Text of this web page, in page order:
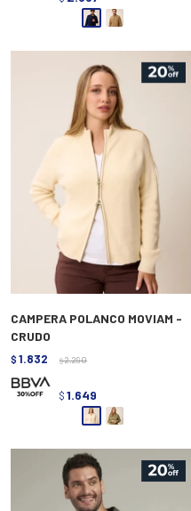
CAMPERA POLANCO MOVIAM -
CRUDO
$ 1.832 $ 2.290
$ 1.649